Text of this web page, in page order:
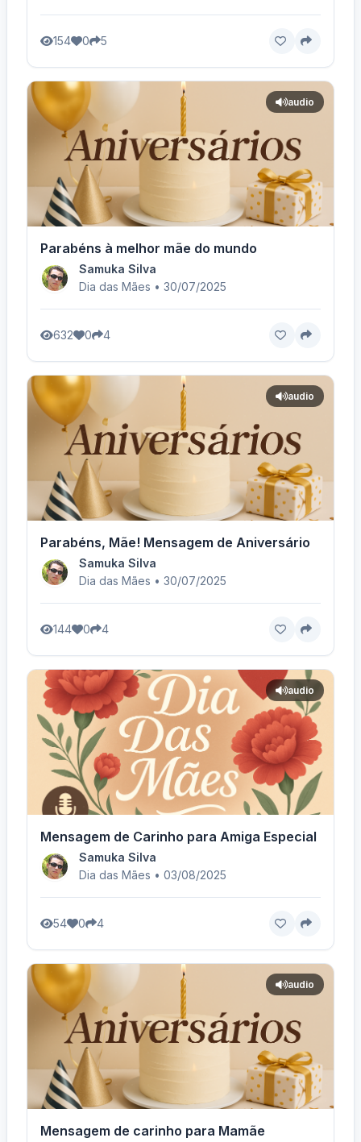
154 0 5
audio
Parabéns à melhor mãe do mundo
Samuka Silva
Dia das Mães • 30/07/2025
632 0 4
audio
Parabéns, Mãe! Mensagem de Aniversário
Samuka Silva
Dia das Mães • 30/07/2025
144 0 4
audio
Mensagem de Carinho para Amiga Especial
Samuka Silva
Dia das Mães • 03/08/2025
54 0 4
audio
Mensagem de carinho para Mamãe